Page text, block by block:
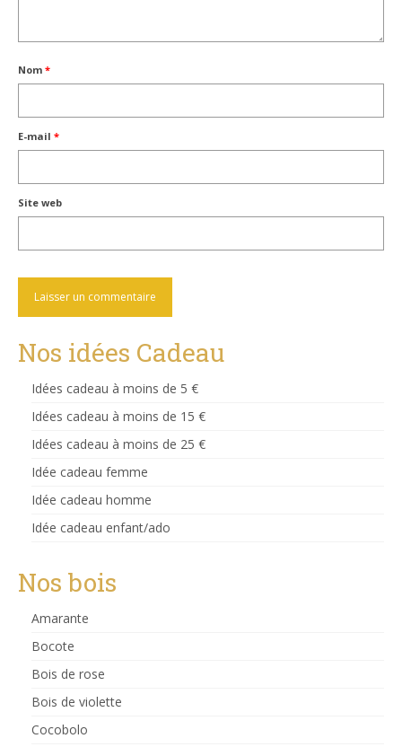
Nom *
E-mail *
Site web
Nos idées Cadeau
Idées cadeau à moins de 5 €
Idées cadeau à moins de 15 €
Idées cadeau à moins de 25 €
Idée cadeau femme
Idée cadeau homme
Idée cadeau enfant/ado
Nos bois
Amarante
Bocote
Bois de rose
Bois de violette
Cocobolo